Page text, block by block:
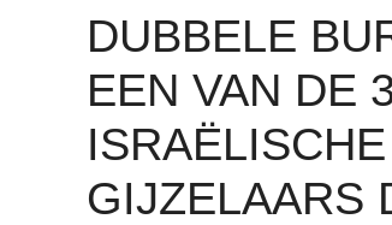
DUBBELE
EEN VAN DE
ISRAËLISCHE
GIJZELAARS